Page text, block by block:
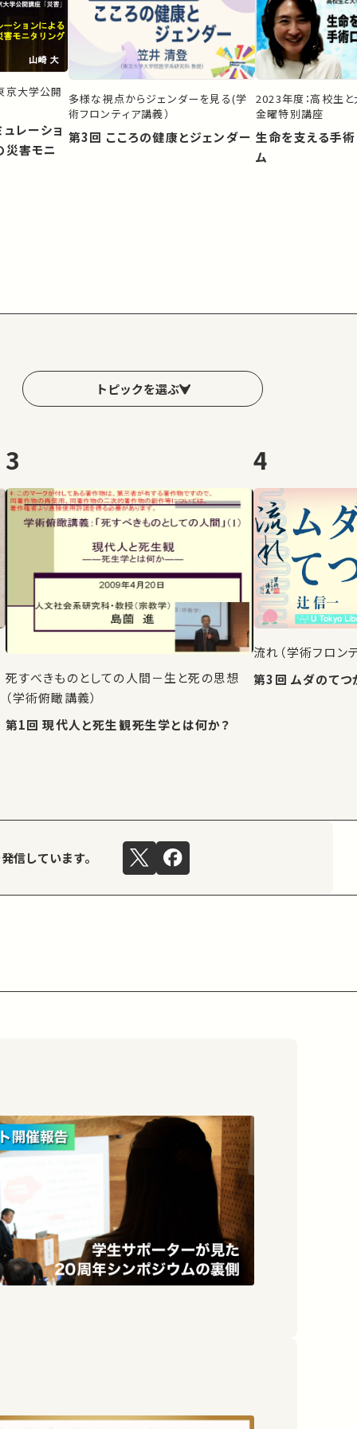
京大学公開
レーショ
災害モニ
多様な視点からジェンダーを見る(学
術フロンティア講義）
第3回 こころの健康とジェンダー
2023年度：高校生
金曜特別講座
生命を支える手
ム
トピックを選ぶ
3
死すべきものとしての人間－生と死の思想
（学術俯瞰講義）
第1回 現代人と死生観――死生学とは何か？
4
流れ（学術フロン
第3回 ムダのて
信しています。